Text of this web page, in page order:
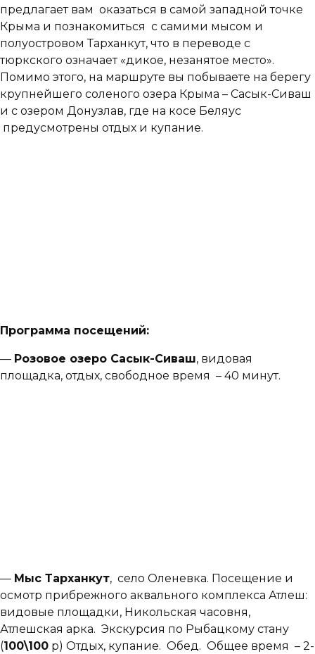
предлагает вам оказаться в самой западной точке
Крыма и познакомиться с самими мысом и
полуостровом Тарханкут, что в переводе с
тюркского означает «дикое, незанятое место».
Помимо этого, на маршруте вы побываете на берегу
крупнейшего соленого озера Крыма – Сасык-Сиваш
и с озером Донузлав, где на косе Беляус
предусмотрены отдых и купание.
Программа посещений:
— Розовое озеро Сасык-Сиваш, видовая
площадка, отдых, свободное время – 40 минут.
— Мыс Тарханкут, село Оленевка. Посещение и
осмотр прибрежного аквального комплекса Атлеш:
видовые площадки, Никольская часовня,
Атлешская арка. Экскурсия по Рыбацкому стану
(100\100 р) Отдых, купание. Обед. Общее время ­ – 2-